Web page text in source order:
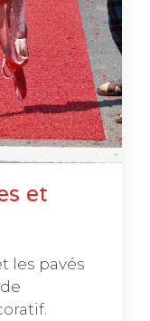
et
les pavés